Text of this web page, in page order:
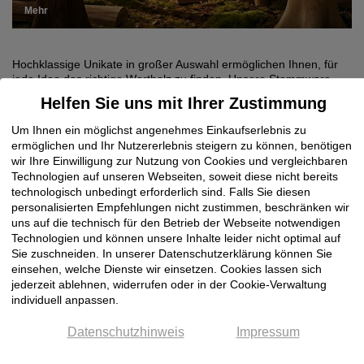
Mehr
Hochklassige Unikate in großer Auswahl ermöglichen Ihnen, für
jede Idee das richtige Wertholz zu finden. Unsere Stammware
und immer in verlässlicher Qualität. Der Klöpfer OnlineShop bietet
Laubholz und Exotenholz für den Innenausbau und den
Möbelbausowie ein breites Sortiment an verleimten Kanteln und
Fensterkanteln für den Fensterbau sowie den Türenbau – alles
speziell für die Ansprüche und Anforderungen Ihrer Kunden.
Außerdem bietet Ihnen Klöpfer eine breite Auswahl an Unikaten,
mit denen Sie individuelle Möbelstücke herstellen können. Der
neuste Trend sind Table Tops und extravagante Holzscheiben.
Massivholz in über 100 Varianten
Bei uns kaufen Sie Edelholz in über 100 Varianten und 16 Stärken
von 26 bis 120 mm. In den Hauptstärken können Sie aus über 20
astig bis astfrei, Blockware oder lose Ware, AD oder KD, FSC
Helfen Sie uns mit Ihrer Zustimmung
Um Ihnen ein möglichst angenehmes Einkaufserlebnis zu
ermöglichen und Ihr Nutzererlebnis steigern zu können, benötigen
wir Ihre Einwilligung zur Nutzung von Cookies und vergleichbaren
Technologien auf unseren Webseiten, soweit diese nicht bereits
technologisch unbedingt erforderlich sind. Falls Sie diesen
personalisierten Empfehlungen nicht zustimmen, beschränken wir
uns auf die technisch für den Betrieb der Webseite notwendigen
Technologien und können unsere Inhalte leider nicht optimal auf
Sie zuschneiden. In unserer Datenschutzerklärung können Sie
einsehen, welche Dienste wir einsetzen. Cookies lassen sich
jederzeit ablehnen, widerrufen oder in der Cookie-Verwaltung
individuell anpassen.
Datenschutzhinweis Impressum